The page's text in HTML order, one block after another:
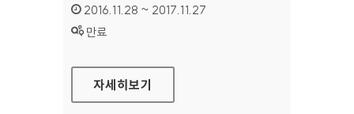
인증기간 :
2016.11.28 ~ 2017.11.27
상태 :
만료
국립부곡병원 대표 홈페이지
자세히보기